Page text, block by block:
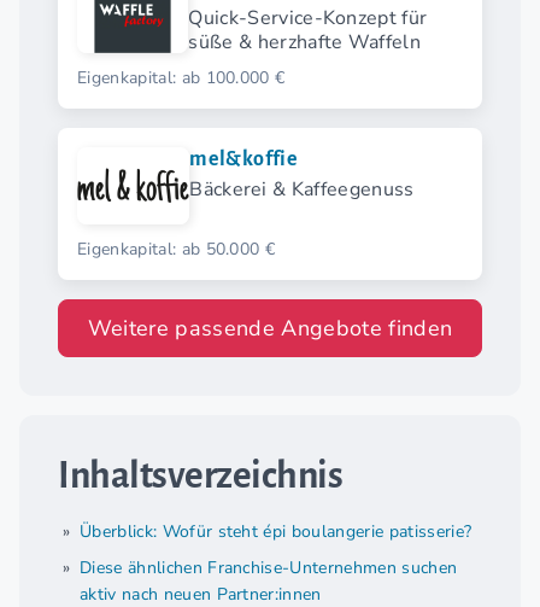
Quick-Service-Konzept für
süße & herzhafte Waffeln
Eigenkapital: ab 100.000 €
mel&koffie
Bäckerei & Kaffeegenuss
Eigenkapital: ab 50.000 €
Weitere passende Angebote finden
Inhaltsverzeichnis
Überblick: Wofür steht épi boulangerie patisserie?
Diese ähnlichen Franchise-Unternehmen suchen
aktiv nach neuen Partner:innen